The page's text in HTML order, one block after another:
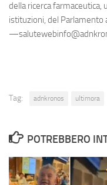
della ricerca farmaceutica,
istituzioni, del Parlamento
Tag: adnkronos ultimora
POTREBBERO